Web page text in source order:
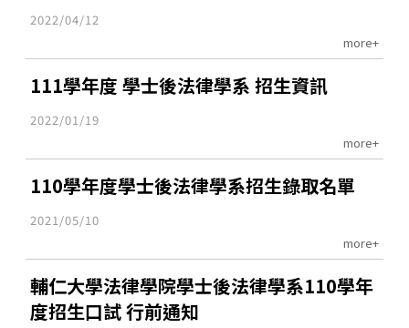
2022/04/12
more+
111學年度 學士後法律學系 招生資訊
2022/01/19
more+
110學年度學士後法律學系招生錄取名單
2021/05/10
more+
輔仁大學法律學院學士後法律學系110學年
度招生口試 行前通知